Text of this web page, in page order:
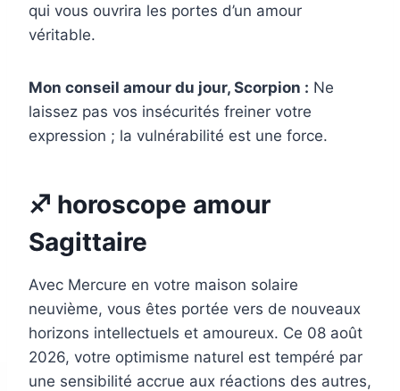
qui vous ouvrira les portes d’un amour
véritable.
Mon conseil amour du jour, Scorpion : Ne
laissez pas vos insécurités freiner votre
expression ; la vulnérabilité est une force.
♐ horoscope amour
Sagittaire
Avec Mercure en votre maison solaire
neuvième, vous êtes portée vers de nouveaux
horizons intellectuels et amoureux. Ce 08 août
2026, votre optimisme naturel est tempéré par
une sensibilité accrue aux réactions des autres,